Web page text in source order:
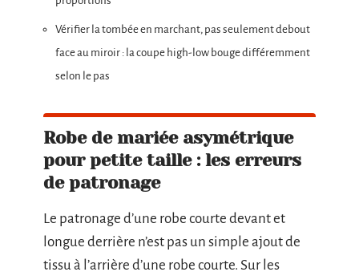
Vérifier la tombée en marchant, pas seulement debout
face au miroir : la coupe high-low bouge différemment
selon le pas
Robe de mariée asymétrique
pour petite taille : les erreurs
de patronage
Le patronage d’une robe courte devant et
longue derrière n’est pas un simple ajout de
tissu à l’arrière d’une robe courte. Sur les